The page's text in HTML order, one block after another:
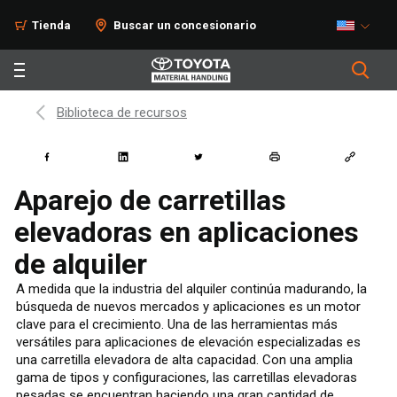
Tienda Buscar un concesionario
Biblioteca de recursos
Aparejo de carretillas
elevadoras en aplicaciones
de alquiler
A medida que la industria del alquiler continúa madurando, la
búsqueda de nuevos mercados y aplicaciones es un motor
clave para el crecimiento. Una de las herramientas más
versátiles para aplicaciones de elevación especializadas es
una carretilla elevadora de alta capacidad. Con una amplia
gama de tipos y configuraciones, las carretillas elevadoras